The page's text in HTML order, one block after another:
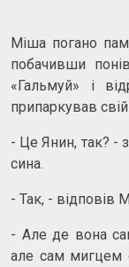
Міша погано
побачивши
«Гальмуй» і
припаркував
- Це Янин, так? -
сина.
- Так, -
- Але де вона
але сам мигцем